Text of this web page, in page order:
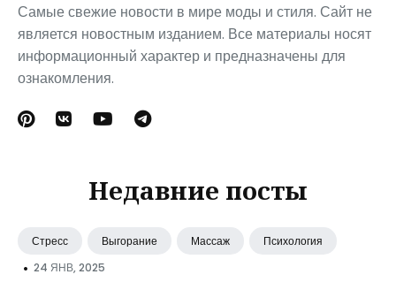
Самые свежие новости в мире моды и стиля. Сайт не
является новостным изданием. Все материалы носят
информационный характер и предназначены для
ознакомления.
Недавние посты
Стресс Выгорание Массаж Психология
• 24 ЯНВ, 2025